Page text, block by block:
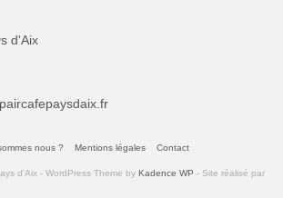
d'Aix
nous ? Mentions légales Contact
d'Aix - WordPress Theme by Kadence WP - Site réalisé par